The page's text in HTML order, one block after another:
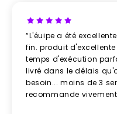
“L'éuipe a été
fin. produit
temps d'exécution
livré dans le délais
besoin... moins de 3
recommande